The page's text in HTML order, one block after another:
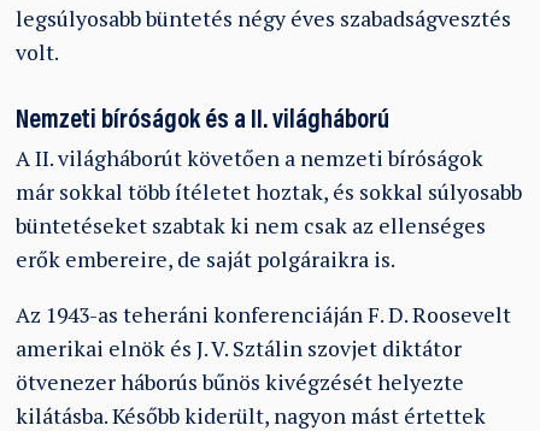
legsúlyosabb büntetés négy éves szabadságvesztés
volt.
Nemzeti bíróságok és a II. világháború
A II. világháborút követően a nemzeti bíróságok
már sokkal több ítéletet hoztak, és sokkal súlyosabb
büntetéseket szabtak ki nem csak az ellenséges
erők embereire, de saját polgáraikra is.
Az 1943-as teheráni konferenciáján F. D. Roosevelt
amerikai elnök és J. V. Sztálin szovjet diktátor
ötvenezer háborús bűnös kivégzését helyezte
kilátásba. Később kiderült, nagyon mást értettek